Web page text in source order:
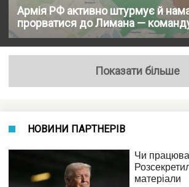
Армія РФ активно штурмує й
прорватися до Лимана —
Показати більше
НОВИНИ ПАРТНЕРІВ